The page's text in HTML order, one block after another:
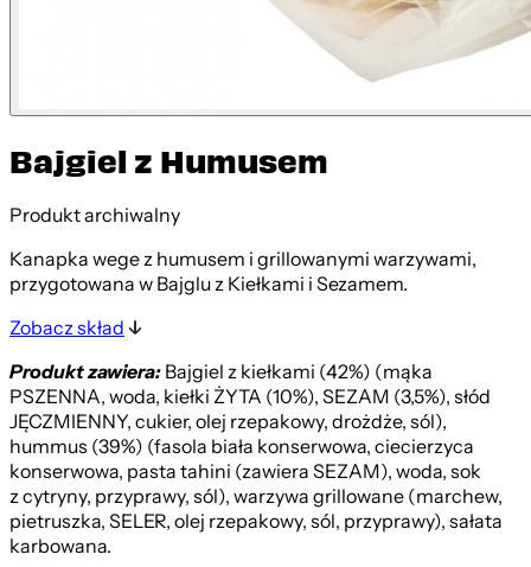
Bajgiel z Humusem
Produkt archiwalny
Kanapka wege z humusem i grillowanymi warzywami,
przygotowana w Bajglu z Kiełkami i Sezamem.
Zobacz skład
Produkt zawiera:Bajgiel z kiełkami (42%) (mąka
PSZENNA, woda, kiełki ŻYTA (10%), SEZAM (3,5%), słód
JĘCZMIENNY, cukier, olej rzepakowy, drożdże, sól),
hummus (39%) (fasola biała konserwowa, ciecierzyca
konserwowa, pasta tahini (zawiera SEZAM), woda, sok
z cytryny, przyprawy, sól), warzywa grillowane (marchew,
pietruszka, SELER, olej rzepakowy, sól, przyprawy), sałata
karbowana.